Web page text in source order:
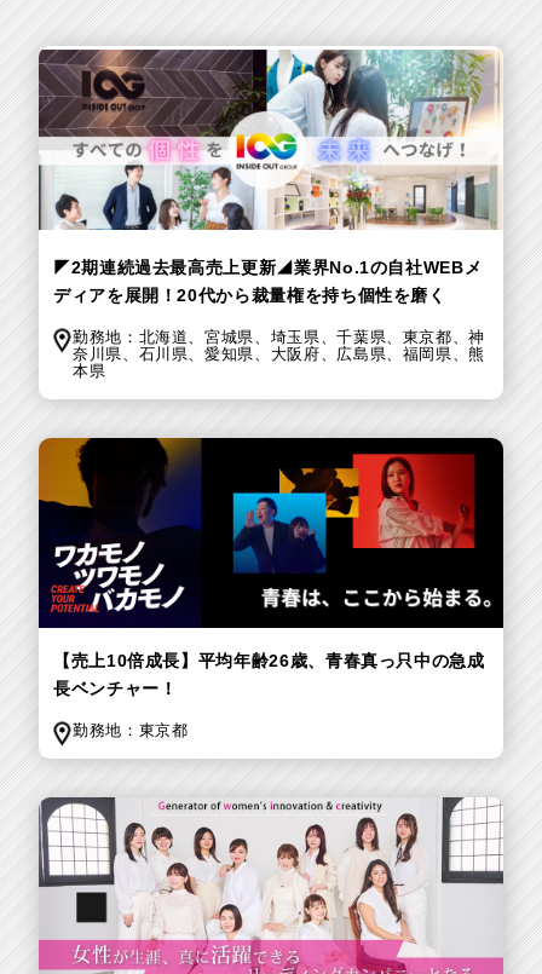
◤2期連続過去最高売上更新◢業界No.1の自社WEBメ
ディアを展開！20代から裁量権を持ち個性を磨く
勤務地： 北海道、宮城県、 埼玉県、千葉県、 東京都、神
奈川県、 石川県、愛知県、 大阪府、 広島県、 福岡県、熊
本県
【売上10倍成長】平均年齢26歳、青春真っ只中の急成
長ベンチャー！
勤務地： 東京都